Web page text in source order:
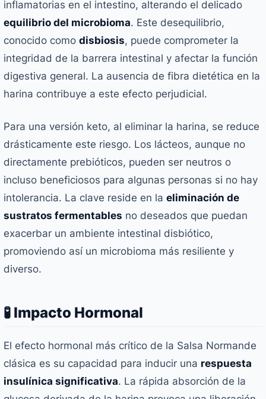
inflamatorias en el intestino, alterando el delicado
equilibrio del microbioma. Este desequilibrio,
conocido como disbiosis, puede comprometer la
integridad de la barrera intestinal y afectar la función
digestiva general. La ausencia de fibra dietética en la
harina contribuye a este efecto perjudicial.
Para una versión keto, al eliminar la harina, se reduce
drásticamente este riesgo. Los lácteos, aunque no
directamente prebióticos, pueden ser neutros o
incluso beneficiosos para algunas personas si no hay
intolerancia. La clave reside en la eliminación de
sustratos fermentables no deseados que puedan
exacerbar un ambiente intestinal disbiótico,
promoviendo así un microbioma más resiliente y
diverso.
🧪 Impacto Hormonal
El efecto hormonal más crítico de la Salsa Normande
clásica es su capacidad para inducir una respuesta
insulínica significativa. La rápida absorción de la